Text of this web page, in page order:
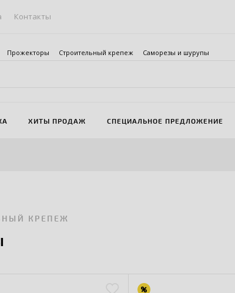
Контакты
Прожекторы Строительный крепеж Саморезы и шурупы
ХИТЫ ПРОДАЖ СПЕЦИАЛЬНОЕ ПРЕДЛОЖЕНИЕ
КРЕПЕЖ